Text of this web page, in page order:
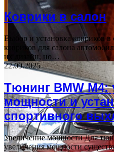
Коврики в салон
Выбор и установка ковриков
ковриков для салона
их дизайн, но…
22.09.2025
Тюнинг BMW M4:
мощности и
спортивного
Увеличение мощности Для
увеличения мощности